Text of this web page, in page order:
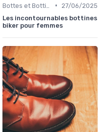
•
27/06/2025
Les incontournables bottines
biker pour femmes